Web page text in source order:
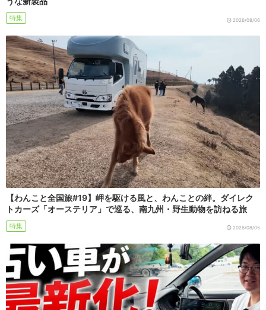
特集 2026/08/06
【わんこと全国旅#19】岬を駆ける風と、わんことの絆。ダイレク
トカーズ「オーステリア」で巡る、南九州・野生動物を訪ねる旅
特集 2026/08/05